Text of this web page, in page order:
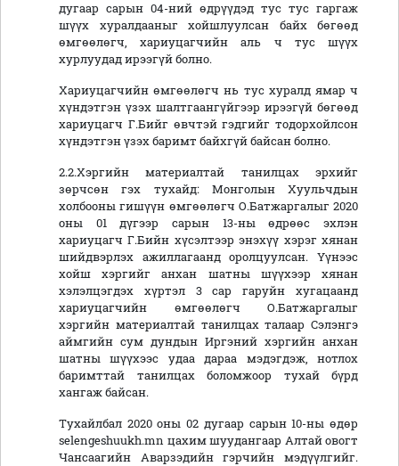
дугаар сарын 04-ний өдрүүдэд тус тус гаргаж
шүүх хуралдааныг хойшлуулсан байх бөгөөд
өмгөөлөгч, хариуцагчийн аль ч тус шүүх
хурлуудад ирээгүй болно.
Хариуцагчийн өмгөөлөгч нь тус хуралд ямар ч
хүндэтгэн үзэх шалтгаангүйгээр ирээгүй бөгөөд
хариуцагч Г.Бийг өвчтэй гэдгийг тодорхойлсон
хүндэтгэн үзэх баримт байхгүй байсан болно.
2.2.Хэргийн материалтай танилцах эрхийг
зөрчсөн гэх тухайд: Монголын Хуульчдын
холбооны гишүүн өмгөөлөгч О.Батжаргалыг 2020
оны 01 дүгээр сарын 13-ны өдрөөс эхлэн
хариуцагч Г.Бийн хүсэлтээр энэхүү хэрэг хянан
шийдвэрлэх ажиллагаанд оролцуулсан. Үүнээс
хойш хэргийг анхан шатны шүүхээр хянан
хэлэлцэгдэх хүртэл 3 сар гаруйн хугацаанд
хариуцагчийн өмгөөлөгч О.Батжаргалыг
хэргийн материалтай танилцах талаар Сэлэнгэ
аймгийн сум дундын Иргэний хэргийн анхан
шатны шүүхээс удаа дараа мэдэгдэж, нотлох
баримттай танилцах боломжоор тухай бүрд
хангаж байсан.
Тухайлбал 2020 оны 02 дугаар сарын 10-ны өдөр
selengeshuukh.mn цахим шуудангаар Алтай овогт
Чансаагийн Аварзэдийн гэрчийн мэдүүлгийг.